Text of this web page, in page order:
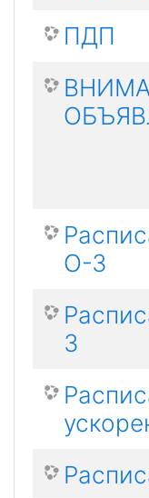
ПДП
О-З
З